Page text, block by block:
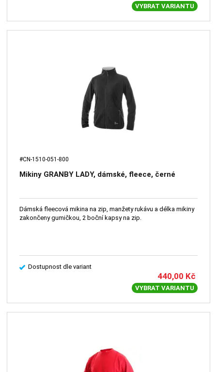
VYBRAT VARIANTU
#CN-1510-051-800
Mikiny GRANBY LADY, dámské, fleece, černé
Dámská fleecová mikina na zip, manžety rukávu a délka mikiny
zakončeny gumičkou, 2 boční kapsy na zip.
Dostupnost dle variant
440,00 Kč
VYBRAT VARIANTU